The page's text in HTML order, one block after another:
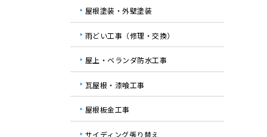
屋根塗装・外壁塗装
雨どい工事（修理・交換）
屋上・ベランダ防水工事
瓦屋根・漆喰工事
屋根板金工事
サイディング張り替え